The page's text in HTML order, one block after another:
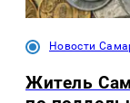
Новости
Житель